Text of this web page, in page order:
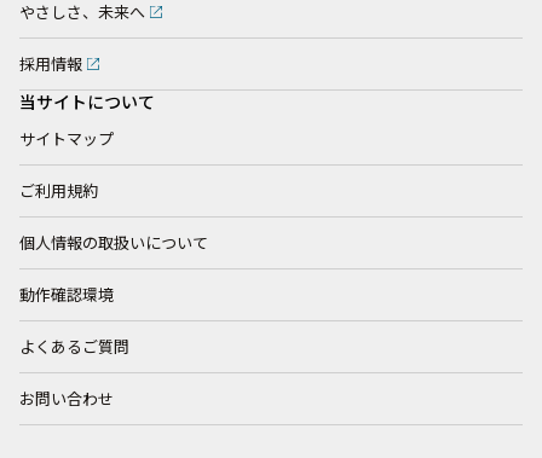
やさしさ、未来へ
採用情報
当サイトについて
サイトマップ
ご利用規約
個人情報の取扱いについて
動作確認環境
よくあるご質問
お問い合わせ